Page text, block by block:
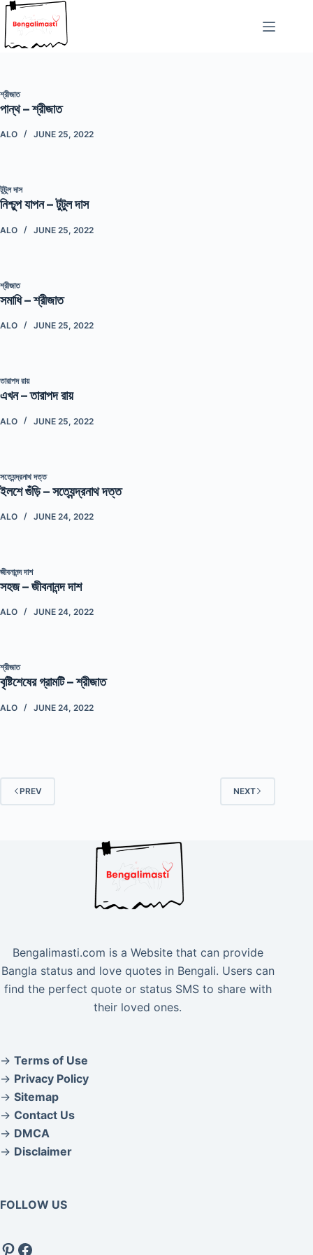
Skip
to
content
শ্রীজাত
পান্থ – শ্রীজাত
ALO JUNE 25, 2022
টুটুল দাস
নিশ্চুপ যাপন – টুটুল দাস
ALO JUNE 25, 2022
শ্রীজাত
সমাধি – শ্রীজাত
ALO JUNE 25, 2022
তারাপদ রায়
এখন – তারাপদ রায়
ALO JUNE 25, 2022
সত্যেন্দ্রনাথ দত্ত
ইলশে গুঁড়ি – সত্যেন্দ্রনাথ দত্ত
ALO JUNE 24, 2022
জীবনানন্দ দাশ
সহজ – জীবনানন্দ দাশ
ALO JUNE 24, 2022
শ্রীজাত
বৃষ্টিশেষের গ্রামটি – শ্রীজাত
ALO JUNE 24, 2022
PREV NEXT
Bengalimasti.com is a Website that can provide
Bangla status and love quotes in Bengali. Users can
find the perfect quote or status SMS to share with
their loved ones.
→ Terms of Use
→ Privacy Policy
→ Sitemap
→ Contact Us
→ DMCA
→ Disclaimer
FOLLOW US
Pinterest
Facebook